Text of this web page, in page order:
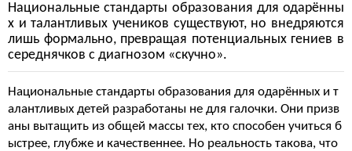
Национальные стандарты образования для одарённы
х и талантливых учеников существуют, но внедряются
лишь формально, превращая потенциальных гениев в
середнячков с диагнозом «скучно».
Национальные стандарты образования для одарённых и т
алантливых детей разработаны не для галочки. Они призв
аны вытащить из общей массы тех, кто способен учиться б
ыстрее, глубже и качественнее. Но реальность такова, что